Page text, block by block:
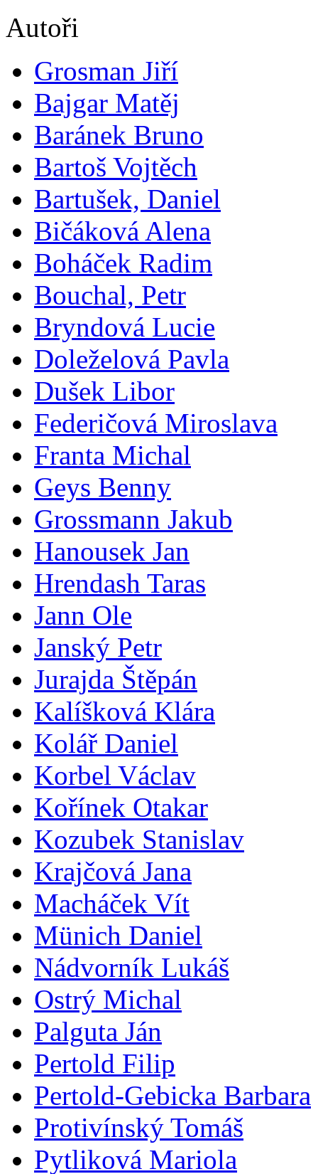
Autoři
Grosman Jiří
Bajgar Matěj
Baránek Bruno
Bartoš Vojtěch
Bartušek, Daniel
Bičáková Alena
Boháček Radim
Bouchal, Petr
Bryndová Lucie
Doleželová Pavla
Dušek Libor
Federičová Miroslava
Franta Michal
Geys Benny
Grossmann Jakub
Hanousek Jan
Hrendash Taras
Jann Ole
Janský Petr
Jurajda Štěpán
Kalíšková Klára
Kolář Daniel
Korbel Václav
Kořínek Otakar
Kozubek Stanislav
Krajčová Jana
Macháček Vít
Münich Daniel
Nádvorník Lukáš
Ostrý Michal
Palguta Ján
Pertold Filip
Pertold-Gebicka Barbara
Protivínský Tomáš
Pytliková Mariola